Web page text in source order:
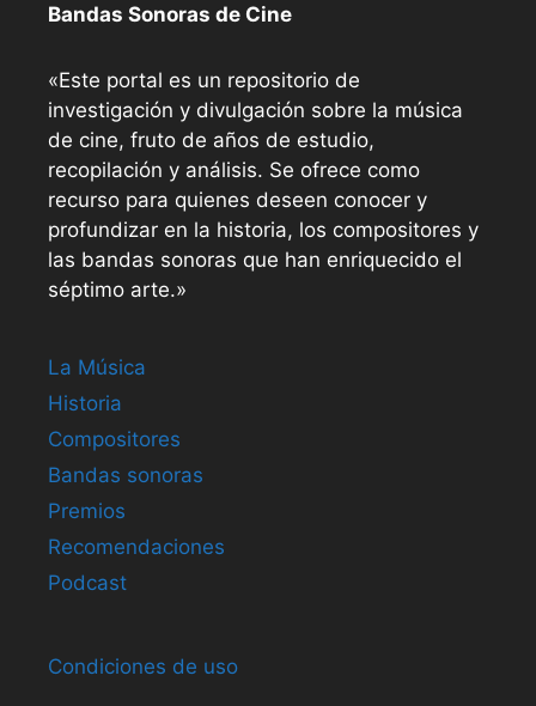
Bandas Sonoras de Cine
«Este portal es un repositorio de
investigación y divulgación sobre la música
de cine, fruto de años de estudio,
recopilación y análisis. Se ofrece como
recurso para quienes deseen conocer y
profundizar en la historia, los compositores y
las bandas sonoras que han enriquecido el
séptimo arte.»
La Música
Historia
Compositores
Bandas sonoras
Premios
Recomendaciones
Podcast
Condiciones de uso